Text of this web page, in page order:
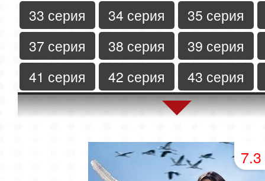
33 серия
34 серия
35 серия
37 серия
38 серия
39 серия
41 серия
42 серия
43 серия
45 серия
46 серия
47 серия
50 серия
51 серия
54 серия
55 серия
7.3